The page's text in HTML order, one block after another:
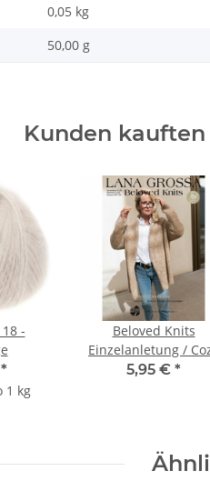
0,05 kg
50,00 g
Kunden
-
*
1 kg
Beloved Knits
Einzelanletung /
Cardigan Sinchens
5,95 € *